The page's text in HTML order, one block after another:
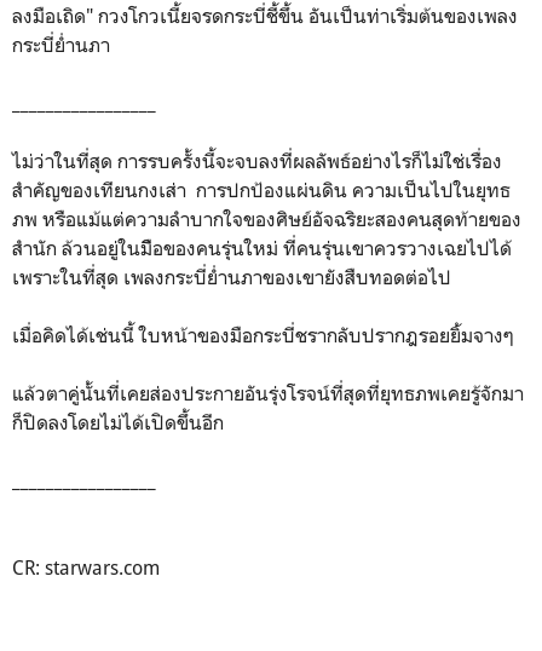
ลงมือเถิด" กวงโกวเนี้ยจรดกระบี่ชี้ขึ้น อันเป็นท่าเริ่มต้นของเพลง
กระบี่ย่ำนภา
ไม่ว่าในที่สุด การรบครั้งนี้จะจบลงที่ผลลัพธ์อย่างไรก็ไม่ใช่เรื่อง
สำคัญของเทียนกงเส่า การปกป้องแผ่นดิน ความเป็นไปในยุทธ
ภพ หรือแม้แต่ความลำบากใจของศิษย์อัจฉริยะสองคนสุดท้ายของ
สำนัก ล้วนอยู่ในมืิอของคนรุ่นใหม่ ที่คนรุ่นเขาควรวางเฉยไปได้
เพราะในที่สุด เพลงกระบี่ย่ำนภาของเขายังสืบทอดต่อไป
เมื่อคิดได้เช่นนี้ ใบหน้าของมือกระบี่ชรากลับปรากฎรอยยิ้มจางๆ
แล้วตาคู่นั้นที่เคยส่องประกายอันรุ่งโรจน์ที่สุดที่ยุทธภพเคยรู้จักมา
ก็ปิดลงโดยไม่ได้เปิดขึ้นอีก
CR: starwars.com